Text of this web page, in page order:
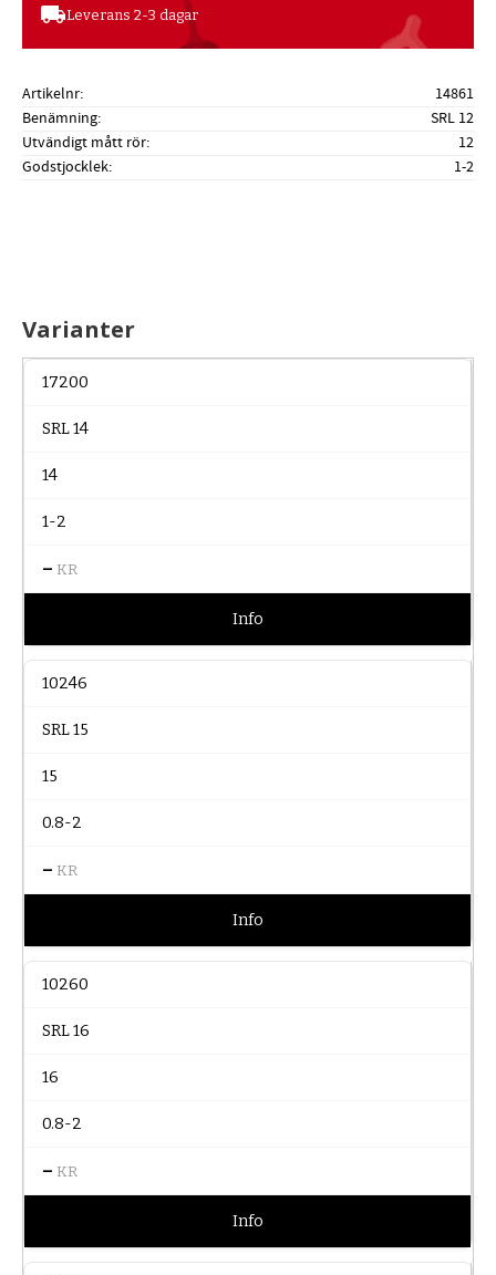
local_shippingLeverans 2-3 dagar
Artikelnr
14861
Benämning
SRL 12
Utvändigt mått rör
12
Godstjocklek
1-2
Varianter
17200
SRL 14
14
1-2
– KR
Info
10246
SRL 15
15
0.8-2
– KR
Info
10260
SRL 16
16
0.8-2
– KR
Info